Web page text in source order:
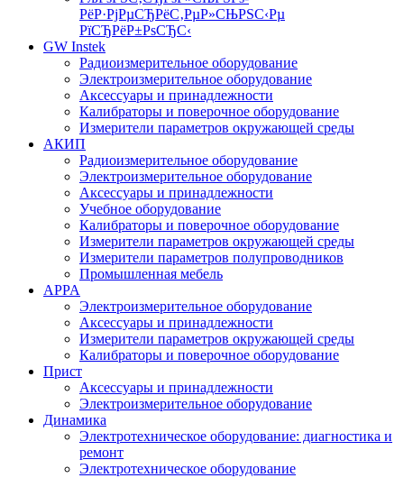
РёР·РјРµСЂРёС‚РµР»СЊРЅС‹Рµ
РїСЂРёР±РѕСЂС‹
GW Instek
Радиоизмерительное оборудование
Электроизмерительное оборудование
Аксессуары и принадлежности
Калибраторы и поверочное оборудование
Измерители параметров окружающей среды
АКИП
Радиоизмерительное оборудование
Электроизмерительное оборудование
Аксессуары и принадлежности
Учебное оборудование
Калибраторы и поверочное оборудование
Измерители параметров окружающей среды
Измерители параметров полупроводников
Промышленная мебель
APPA
Электроизмерительное оборудование
Аксессуары и принадлежности
Измерители параметров окружающей среды
Калибраторы и поверочное оборудование
Прист
Аксессуары и принадлежности
Электроизмерительное оборудование
Динамика
Электротехническое оборудование: диагностика и
ремонт
Электротехническое оборудование